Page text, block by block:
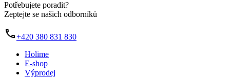
Potřebujete poradit?
Zeptejte se našich odborníků
+420 380 831 830
Holime
E-shop
Výprodej